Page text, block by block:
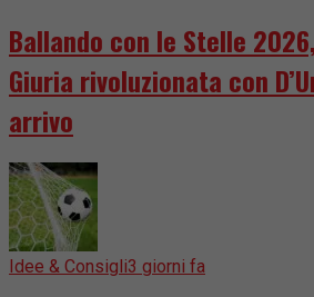
Ballando con le Stelle
Giuria rivoluzionata con
arrivo
Idee & Consigli3 giorni fa